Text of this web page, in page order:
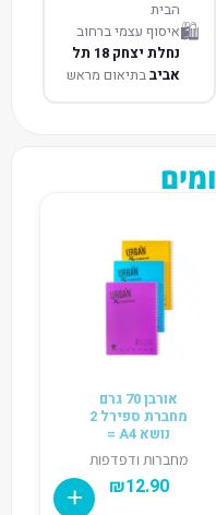
הבית
🛍️איסוף עצמי ברחוב
נחלת יצחק 18 תל
אביבבתיאום מראש
אורבן 70 גרם
מחברת ספירל 2
נושא A4 =
מחברות ודפדפות
₪12.90